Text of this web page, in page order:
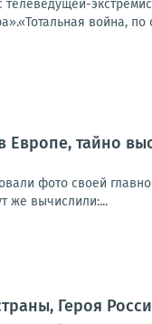
война, по
тайно
фото своей
же вычислили:...
Героя